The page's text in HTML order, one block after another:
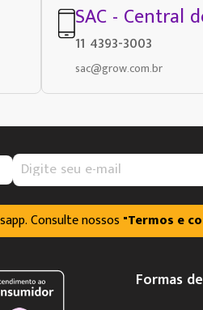
SAC - Central
11 4393-3003
sac@grow.com.br
Consulte nossos "Termos e
Formas